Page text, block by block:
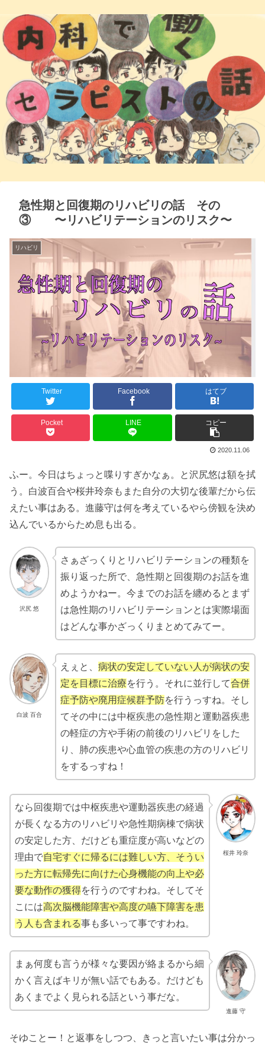
急性期と回復期のリハビリの話 その
③ 〜リハビリテーションのリスク〜
リハビリ
Twitter Facebook はてブ
Pocket LINE コピー
2020.11.06
ふー。今日はちょっと喋りすぎかなぁ。と沢尻悠は額を拭
う。白波百合や桜井玲奈もまた自分の大切な後輩だから伝
えたい事はある。進藤守は何を考えているやら傍観を決め
込んでいるからため息も出る。
沢尻 悠
さぁざっくりとリハビリテーションの種類を
振り返った所で、急性期と回復期のお話を進
めようかねー。今までのお話を纏めるとまず
は急性期のリハビリテーションとは実際場面
はどんな事かざっくりまとめてみてー。
白波 百合
えぇと、 病状の安定していない人が病状の安
定を目標に治療を行う。それに並行して合併
症予防や廃用症候群予防を行うっすね。そし
てその中には中枢疾患の急性期と運動器疾患
の軽症の方や手術の前後のリハビリをした
り、肺の疾患や心血管の疾患の方のリハビリ
をするっすね！
桜井 玲奈
なら回復期では中枢疾患や運動器疾患の経過
が長くなる方のリハビリや急性期病棟で病状
の安定した方、だけども重症度が高いなどの
理由で自宅すぐに帰るには難しい方、そうい
った方に転帰先に向けた心身機能の向上や必
要な動作の獲得を行うのですわね。そしてそ
こには高次脳機能障害や高度の嚥下障害を患
う人も含まれる事も多いって事ですわね。
進藤 守
まぁ何度も言うが様々な要因が絡まるから細
かく言えばキリが無い話でもある。だけども
あくまでよく見られる話という事だな。
そゆことー！と返事をしつつ、きっと言いたい事は分かっ